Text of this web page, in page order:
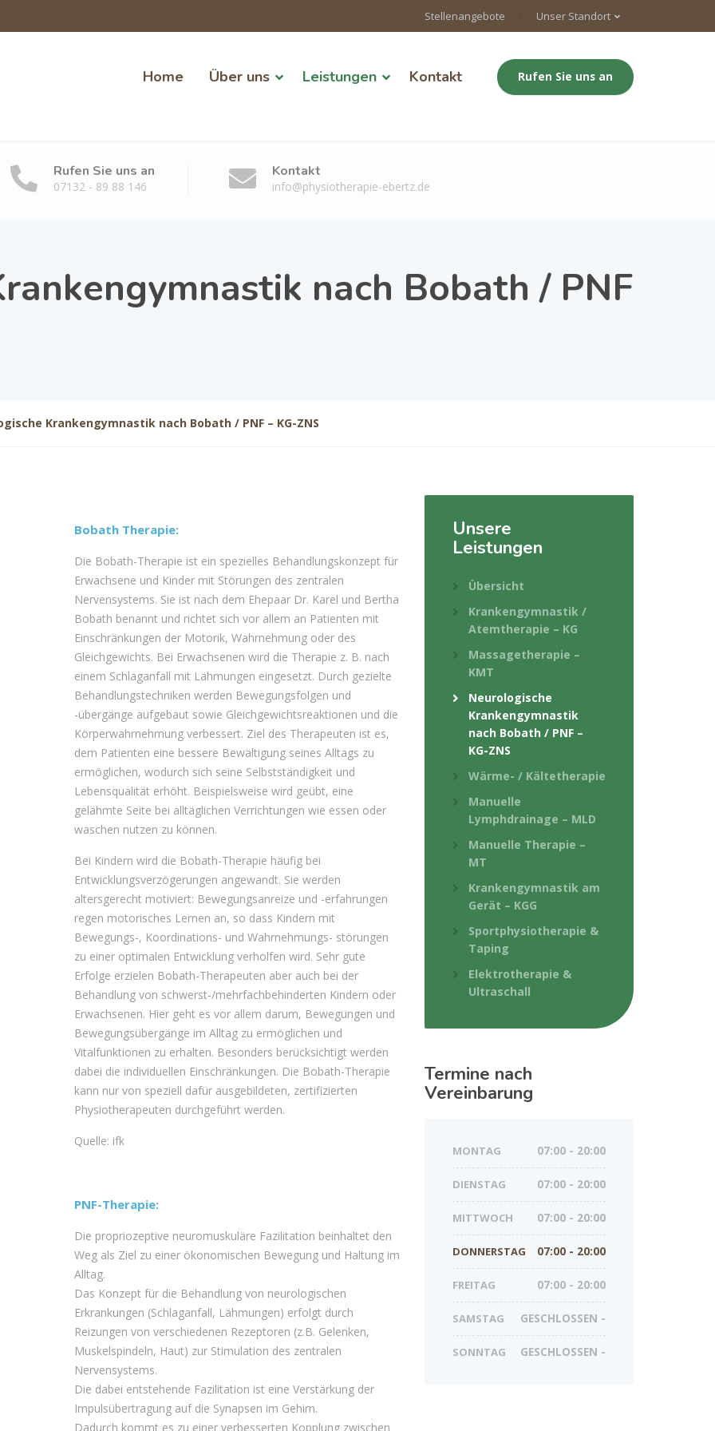
Stellenangebote Unser Standort
Home Über uns Leistungen Kontakt Rufen Sie uns an
Rufen Sie uns an
07132 - 89 88 146
Kontakt
info@physiotherapie-ebertz.de
nach Bobath / PNF
Krankengymnastik nach Bobath / PNF – KG-ZNS
Bobath Therapie:
Die Bobath-Therapie ist ein spezielles Behandlungskonzept für
Erwachsene und Kinder mit Störungen des zentralen
Nervensystems. Sie ist nach dem Ehepaar Dr. Karel und Bertha
Bobath benannt und richtet sich vor allem an Patienten mit
Einschränkungen der Motorik, Wahrnehmung oder des
Gleichgewichts. Bei Erwachsenen wird die Therapie z. B. nach
einem Schlaganfall mit Lähmungen eingesetzt. Durch gezielte
Behandlungstechniken werden Bewegungsfolgen und
-übergänge aufgebaut sowie Gleichgewichtsreaktionen und die
Kör­perwahrnehmung verbessert. Ziel des Therapeuten ist es,
dem Patienten eine bessere Bewältigung seines Alltags zu
ermöglichen, wodurch sich seine Selbstständigkeit und
Lebensqualität erhöht. Beispielsweise wird geübt, eine
gelähmte Seite bei alltäglichen Verrichtungen wie essen oder
waschen nutzen zu können.
Bei Kindern wird die Bobath-Therapie häufig bei
Entwicklungsverzögerungen angewandt. Sie werden
altersgerecht motiviert: Bewegungsanreize und -erfahrungen
regen motorisches Lernen an, so dass Kindern mit
Bewegungs-, Koordinations- und Wahrnehmungs- störungen
zu einer optimalen Entwicklung verholfen wird. Sehr gute
Erfolge erzielen Bobath-Therapeuten aber auch bei der
Behandlung von schwerst-/mehrfachbehinderten Kindern oder
Erwachsenen. Hier geht es vor allem darum, Bewegungen und
Bewegungsübergänge im Alltag zu ermöglichen und
Vitalfunktionen zu erhalten. Besonders berücksichtigt werden
dabei die individuellen Einschränkungen. Die Bobath-Therapie
kann nur von speziell dafür ausgebildeten, zertifizierten
Physiotherapeuten durchgeführt werden.
Quelle: ifk
PNF-Therapie:
Die propriozeptive neuromuskuläre Fazilitation beinhaltet den
Weg als Ziel zu einer ökonomischen Bewegung und Haltung im
Alltag.
Das Konzept für die Behandlung von neurologischen
Erkrankungen (Schlaganfall, Lähmungen) erfolgt durch
Reizungen von verschiedenen Rezeptoren (z.B. Gelenken,
Muskelspindeln, Haut) zur Stimulation des zentralen
Nervensystems.
Die dabei entstehende Fazilitation ist eine Verstärkung der
Impulsübertragung auf die Synapsen im Gehirn.
Dadurch kommt es zu einer verbesserten Kopplung zwischen
Unsere
Leistungen
Übersicht
Krankengymnastik /
Atemtherapie – KG
Massagetherapie –
KMT
Neurologische
Krankengymnastik
nach Bobath / PNF –
KG-ZNS
Wärme- / Kältetherapie
Manuelle
Lymphdrainage – MLD
Manuelle Therapie –
MT
Krankengymnastik am
Gerät – KGG
Sportphysiotherapie &
Taping
Elektrotherapie &
Ultraschall
Termine nach
Vereinbarung
MONTAG 07:00 - 20:00
DIENSTAG 07:00 - 20:00
MITTWOCH 07:00 - 20:00
DONNERSTAG 07:00 - 20:00
FREITAG 07:00 - 20:00
SAMSTAG GESCHLOSSEN -
SONNTAG GESCHLOSSEN -